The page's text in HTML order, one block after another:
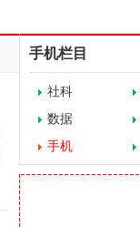
手机栏目
社科
数据
手机